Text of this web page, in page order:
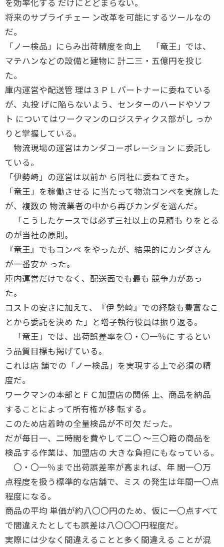
将来のサプライチェー ン改革を可能にするツールなの
だ。
「ノー検品」にらみ出荷精度を向上 「竜王」では、
マテハンなどの設備と建物に 計二三・五億円を投じ
た。
庫内運営や配送管 理は３ＰＬパートナーに委ねている
が、丸投 げに陥らないよう、センターのハードやソフ
ト についてはワークマンのロジスティクス部がし っか
りと掌握している。
物流現場の運営はカンダコーポレーション に委託し
ている。
「伊勢崎」の運営は以前か ら同社に委ねてきた。
「竜王」を稼働させる に当たって物流コンペを実施した
が、複数の 物流業者の中から再びカンダを選んだ。
「こうしたケースでは必ず三社以上の見積も りをとる
のが当社の原則。
『竜王』でもコンペ をやったが、結果的にカンダさん
が一番安か った。
庫内運営だけでなく、配送面でも最も 競争力があっ
た。
コストの安さに加えて、『伊 勢崎』での経験も豊富なこ
とから委託を決め た」と増子執行役員は振り返る。
「竜王」では、出荷誤差率を〇・〇一％に するとい
う品質目標も掲げている。
これは店 舗での「ノー検品」を実現する上で必須の精
度だ。
ワークマンの本部とＦＣ加盟店の関係 上、商品を納品
することによって所有権が移 転する。
このため店着時の全量検品が不可欠 だった。
だが毎日一、二時間を費やして二〇 〜三〇箱の商品を
検品する作業は、加盟店の 大きな負担にもなっている。
〇・〇一％まで出荷誤差率が高まれば、年 間一〇万
点程度を扱う標準的な店舗で、ミス の発生は年間一〇点
程度になる。
商品の平均 単価が約八〇〇円のため、仮に一〇点すべて
で間違えたとしても誤差は八〇〇〇円程度だ。
実際には少なく間違えることと多く間違える ことが混